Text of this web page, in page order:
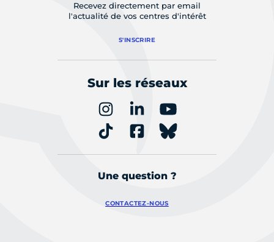
Recevez directement par email
l'actualité de vos centres d'intérêt
S'INSCRIRE
Sur les réseaux
Une question ?
CONTACTEZ-NOUS